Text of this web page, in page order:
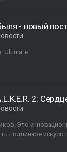
- новый
Ultimate
2:
Это
подлинное